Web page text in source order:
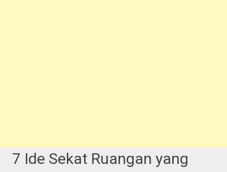
7 Ide Sekat Ruangan yang